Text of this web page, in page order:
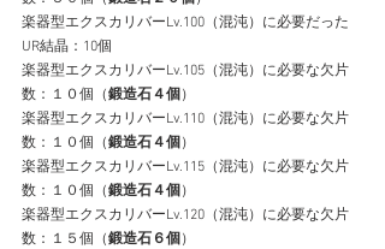
楽器型エクスカリバーLv.100（混沌）に必要だった
UR結晶：10個
楽器型エクスカリバーLv.105（混沌）に必要な欠片
数：１０個（鍛造石４個 ）
楽器型エクスカリバーLv.110（混沌）に必要な欠片
数：１０個（鍛造石４個 ）
楽器型エクスカリバーLv.115（混沌）に必要な欠片
数：１０個（鍛造石４個 ）
楽器型エクスカリバーLv.120（混沌）に必要な欠片
数：１５個（鍛造石６個 ）